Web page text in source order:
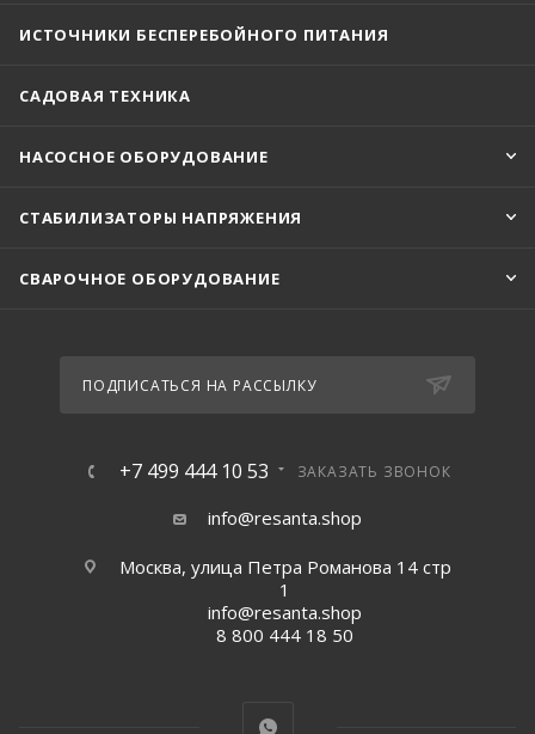
ИСТОЧНИКИ БЕСПЕРЕБОЙНОГО ПИТАНИЯ
САДОВАЯ ТЕХНИКА
НАСОСНОЕ ОБОРУДОВАНИЕ
СТАБИЛИЗАТОРЫ НАПРЯЖЕНИЯ
СВАРОЧНОЕ ОБОРУДОВАНИЕ
ПОДПИСАТЬСЯ НА РАССЫЛКУ
+7 499 444 10 53 ЗАКАЗАТЬ ЗВОНОК
info@resanta.shop
Москва, улица Петра Романова 14 стр
1
info@resanta.shop
8 800 444 18 50